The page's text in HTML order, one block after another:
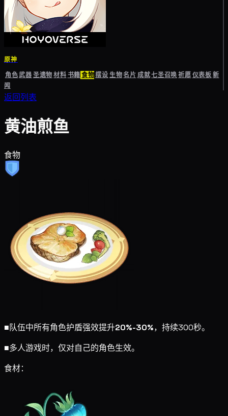
原神
角色武器圣遗物材料书籍食物摆设生物名片成就七圣召唤祈愿仪表板新
闻
返回列表
黄油煎鱼
食物
■队伍中所有角色护盾强效提升20%-30%，持续300秒。
■多人游戏时，仅对自己的角色生效。
食材：